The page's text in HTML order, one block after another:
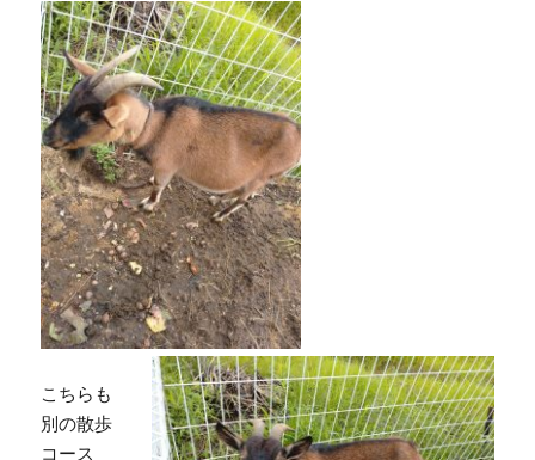
こちらも
別の散歩
コース